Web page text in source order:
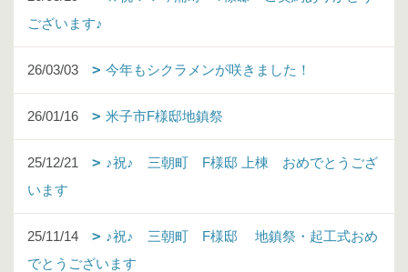
ございます♪
26/03/03 今年もシクラメンが咲きました！
26/01/16 米子市F様邸地鎮祭
25/12/21
♪祝♪ 三朝町 F様邸 上棟 おめでとうござ
います
25/11/14
♪祝♪ 三朝町 F様邸 地鎮祭・起工式おめ
でとうございます